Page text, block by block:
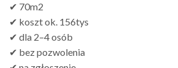
✔ 70m2
✔ koszt ok. 156tys
✔ dla 2–4 osób
✔ bez pozwolenia